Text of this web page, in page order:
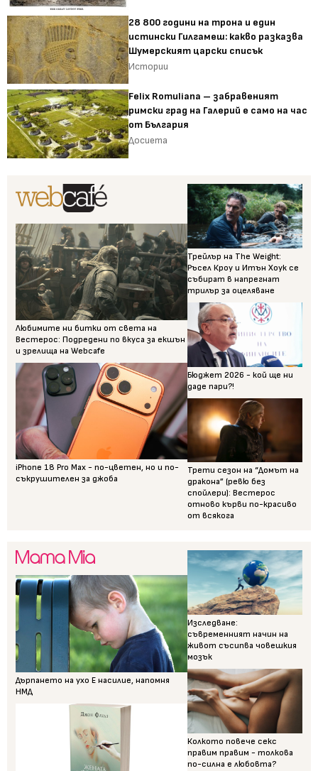
28 800 години на трона и един
истински Гилгамеш: какво разказва
Шумерският царски списък
Истории
Felix Romuliana – забравеният
римски град на Галерий е само на час
от България
Досиета
Любимите ни битки от света на
Вестерос: Подредени по вкуса за екшън
и зрелища на Webcafe
iPhone 18 Pro Max - по-цветен, но и по-
съкрушителен за джоба
Трейлър на The Weight:
Ръсел Кроу и Итън Хоук се
събират в напрегнат
трилър за оцеляване
Бюджет 2026 - кой ще ни
даде пари?!
Трети сезон на “Домът на
дракона” (ревю без
спойлери): Вестерос
отново кърви по-красиво
от всякога
Дърпането на ухо Е насилие, напомня
НМД
Изследване:
съвременният начин на
живот съсипва човешкия
мозък
Колкото повече секс
правим правим - толкова
по-силна е любовта?